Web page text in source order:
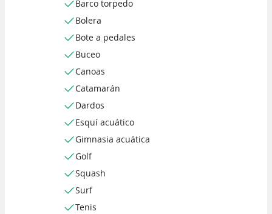
Barco torpedo
Bolera
Bote a pedales
Buceo
Canoas
Catamarán
Dardos
Esquí acuático
Gimnasia acuática
Golf
Squash
Surf
Tenis